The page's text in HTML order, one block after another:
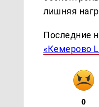
лишняя
Последние
«Кемерово
0